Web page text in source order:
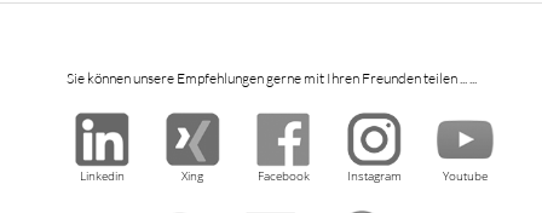
Sie können unsere Empfehlungen gerne mit Ihren Freunden teilen ... ...
Linkedin Xing Facebook Instagram Youtube